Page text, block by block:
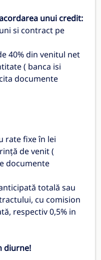
unui credit:
si contract pe
40% din venitul net
( banca isi
documente
rate fixe în lei
de venit (
documente
totală sau
cu comision
respectiv 0,5% in
diurne!